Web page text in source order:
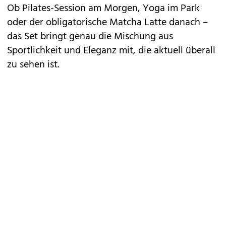
Ob Pilates-Session am Morgen, Yoga im Park
oder der obligatorische Matcha Latte danach –
das Set bringt genau die Mischung aus
Sportlichkeit und Eleganz mit, die aktuell überall
zu sehen ist.